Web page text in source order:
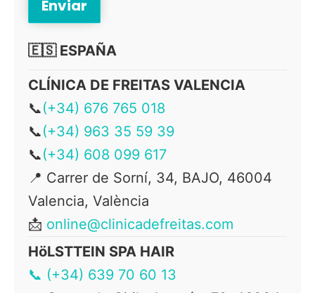
🇪🇸 ESPAÑA
CLÍNICA DE FREITAS VALENCIA
📞(+34) 676 765 018
📞(+34) 963 35 59 39
📞(+34) 608 099 617
📍 Carrer de Sorní, 34, BAJO, 46004
Valencia, València
📩 online@clinicadefreitas.com
HöLSTTEIN SPA HAIR
📞 (+34) 639 70 60 13